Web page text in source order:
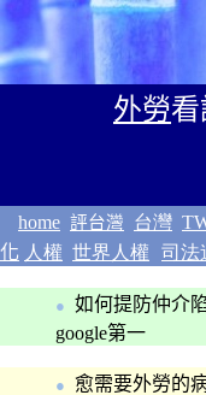
外勞看
home 評台灣 台灣
化 人權 世界人權 司法
● 如何提防仲介
google第一
● 愈需要外勞的